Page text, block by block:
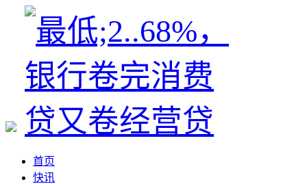
首页
快讯